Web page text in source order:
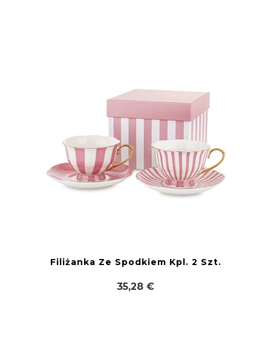
Filiżanka Ze Spodkiem Kpl. 2 Szt.
35,28 €